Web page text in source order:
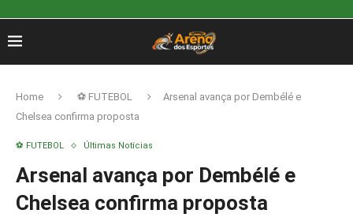
Home ⚽ FUTEBOL
Arsenal avança por Dembélé e
Chelsea confirma proposta
⚽ FUTEBOL Últimas Notícias
Arsenal avança por Dembélé e
Chelsea confirma proposta